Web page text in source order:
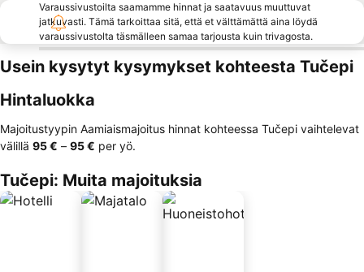
Varaussivustoilta saamamme hinnat ja saatavuus muuttuvat
jatkuvasti. Tämä tarkoittaa sitä, että et välttämättä aina löydä
varaussivustolta täsmälleen samaa tarjousta kuin trivagosta.
Usein kysytyt kysymykset kohteesta Tučepi
Hintaluokka
Majoitustyypin Aamiaismajoitus hinnat kohteessa Tučepi vaihtelevat
välillä ‎95 € – ‎95 € per yö.
Tučepi: Muita majoituksia